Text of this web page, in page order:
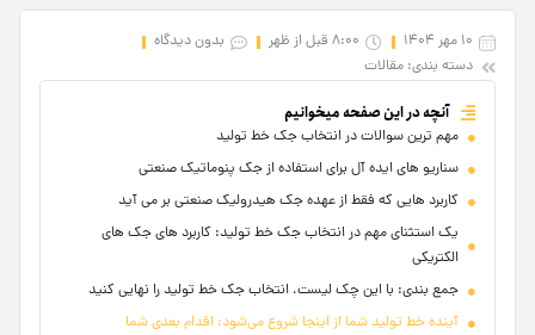
10 مهر 1404 8:00 قبل از ظهر
بدون دیدگاه
دسته بندی: مقالات
آنچه در این صفحه میخوانیم
مهم ترین سوالات در انتخاب جک خط تولید
سناریو های ایده آل برای استفاده از جک پنوماتیک صنعتی
کاربرد هایی که فقط از عهده جک هیدرولیک صنعتی بر می آید
یک استثنای مهم در انتخاب جک خط تولید: کاربرد های جک های
الکتریکی
جمع بندی: با این چک لیست، انتخاب جک خط تولید را نهایی کنید
آینده خط تولید شما از اینجا شروع می‌شود: اقدام بعدی شما